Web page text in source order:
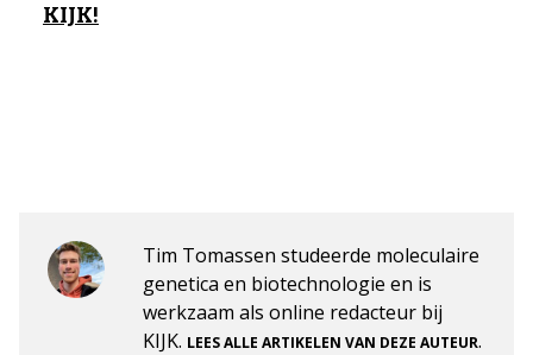
KIJK!
Tim Tomassen studeerde moleculaire
genetica en biotechnologie en is
werkzaam als online redacteur bij
KIJK. LEES ALLE ARTIKELEN VAN DEZE AUTEUR.